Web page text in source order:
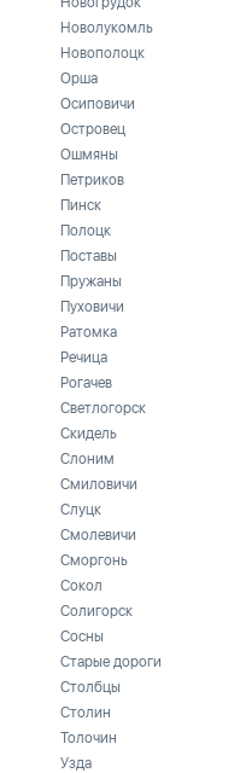
Новолукомль
Новополоцк
Орша
Осиповичи
Островец
Ошмяны
Петриков
Пинск
Полоцк
Поставы
Пружаны
Пуховичи
Ратомка
Речица
Рогачев
Светлогорск
Скидель
Слоним
Смиловичи
Слуцк
Смолевичи
Сморгонь
Сокол
Солигорск
Сосны
Старые дороги
Столбцы
Столин
Толочин
Узда